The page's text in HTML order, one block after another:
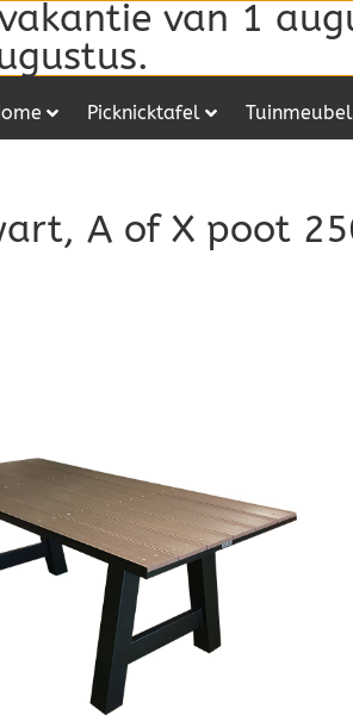
Picknicktafel
A of X poot
van 1